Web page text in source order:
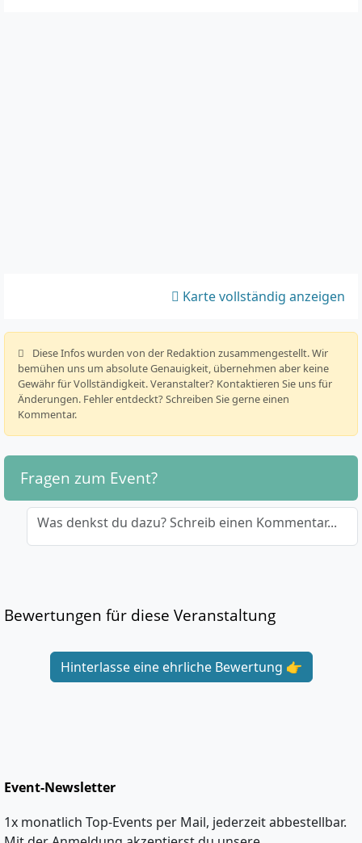
Karte vollständig anzeigen
️ Diese Infos wurden von der Redaktion zusammengestellt. Wir
bemühen uns um absolute Genauigkeit, übernehmen aber keine
Gewähr für Vollständigkeit. Veranstalter? Kontaktieren Sie uns für
Änderungen. Fehler entdeckt? Schreiben Sie gerne einen
Kommentar.
Fragen zum Event?
Was denkst du dazu? Schreib einen Kommentar...
Bewertungen für diese Veranstaltung
Hinterlasse eine ehrliche Bewertung 👉
Event-Newsletter
1x monatlich Top-Events per Mail, jederzeit abbestellbar.